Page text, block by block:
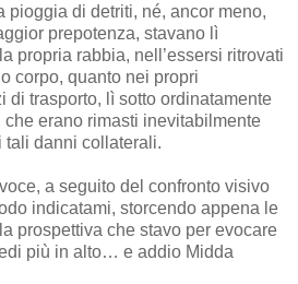
pioggia di detriti, né, ancor meno,
prepotenza, stavano lì
propria rabbia, nell’essersi ritrovati
corpo, quanto nei propri
di trasporto, lì sotto ordinatamente
erano rimasti inevitabilmente
tali danni collaterali.
a seguito del confronto visivo
indicatami, storcendo appena le
prospettiva che stavo per evocare
più in alto… e addio Midda